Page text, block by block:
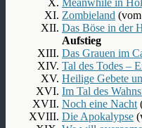
Zombieland
Das Böse in der
Aufstieg
Das Grauen im
Tal des Todes –
Heilige Gebete
Im Tal des
Noch eine Nacht
Die Apokalypse